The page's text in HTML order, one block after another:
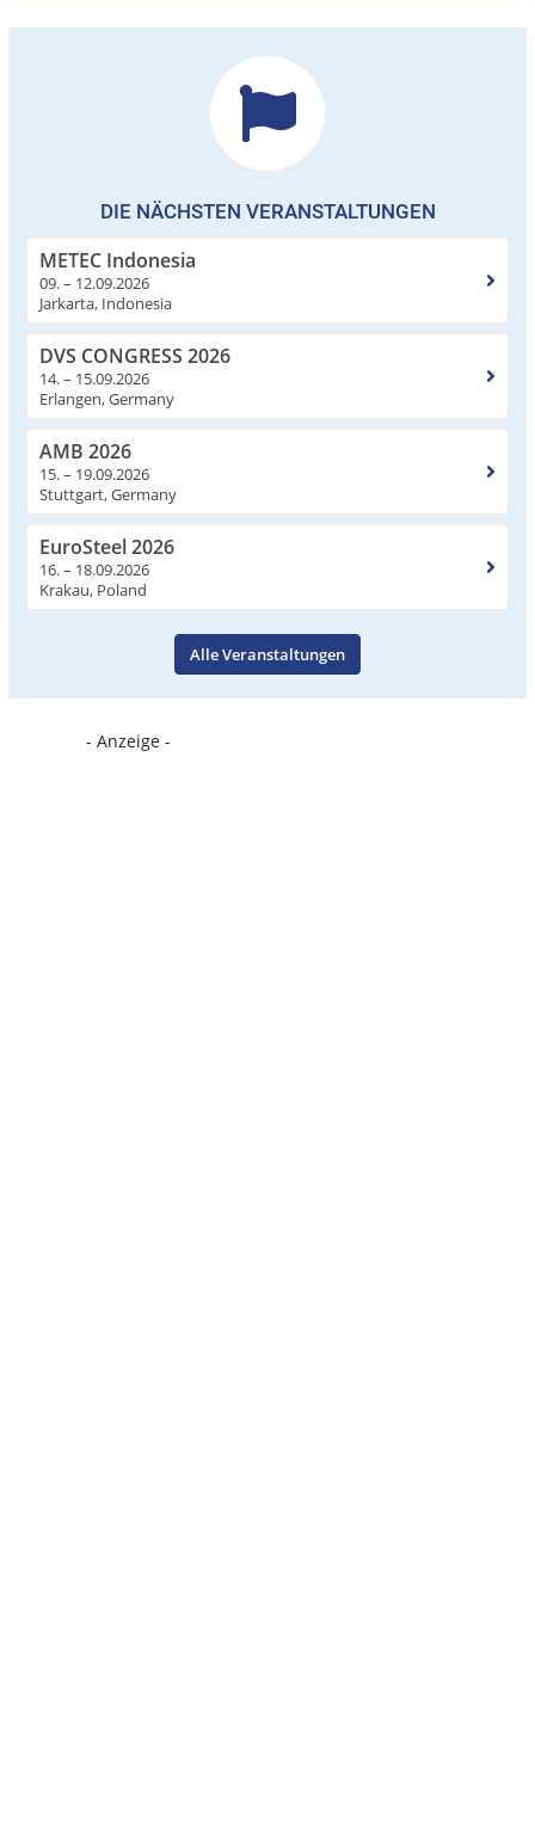
DIE NÄCHSTEN VERANSTALTUNGEN
METEC Indonesia
09. – 12.09.2026
Jarkarta, Indonesia
DVS CONGRESS 2026
14. – 15.09.2026
Erlangen, Germany
AMB 2026
15. – 19.09.2026
Stuttgart, Germany
EuroSteel 2026
16. – 18.09.2026
Krakau, Poland
Alle Veranstaltungen
- Anzeige -